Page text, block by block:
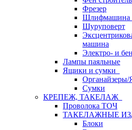
Фрезер
Шлифмашина
Шуруповерт
машина
Электро- и
Лампы паяльные
Ящики и сумки
Сумки
КРЕПЕЖ, ТАКЕЛАЖ
Проволока ТОЧ
ТАКЕЛАЖНЫЕ
Блоки